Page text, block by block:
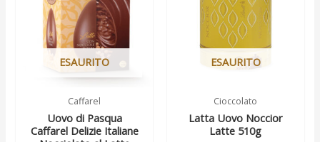
ESAURITO
Caffarel
Uovo di Pasqua
Caffarel Delizie Italiane
ESAURITO
Cioccolato
Latta Uovo Noccior
Latte 510g